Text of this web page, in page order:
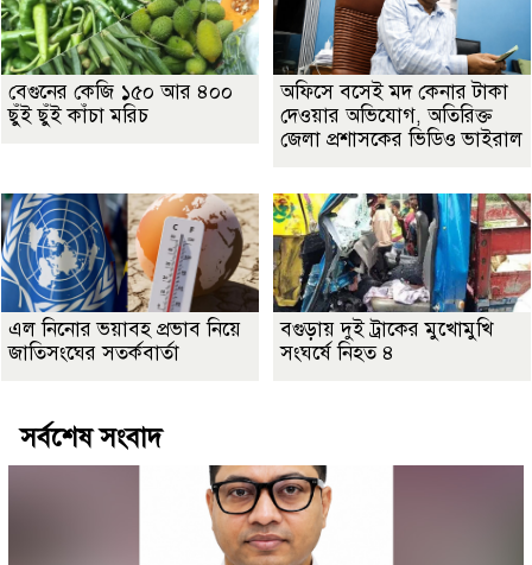
বেগুনের কেজি ১৫০ আর ৪০০
ছুঁই ছুঁই কাঁচা মরিচ
অফিসে বসেই মদ কেনার টাকা
দেওয়ার অভিযোগ, অতিরিক্ত
জেলা প্রশাসকের ভিডিও ভাইরাল
এল নিনোর ভয়াবহ প্রভাব নিয়ে
জাতিসংঘের সতর্কবার্তা
বগুড়ায় দুই ট্রাকের মুখোমুখি
সংঘর্ষে নিহত ৪
সর্বশেষ সংবাদ